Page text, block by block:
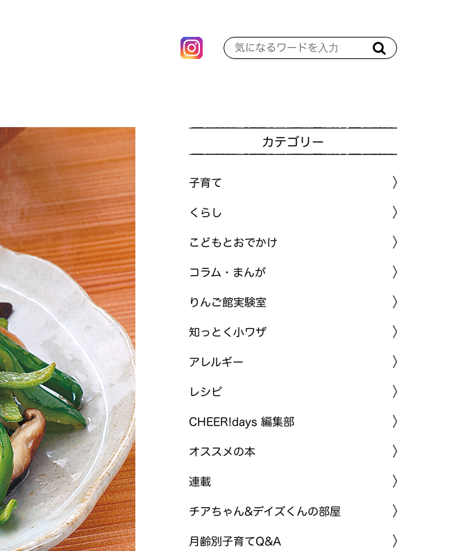
カテゴリー
子育て
くらし
こどもとおでかけ
コラム・まんが
りんご館実験室
知っとく小ワザ
アレルギー
レシピ
CHEER!days 編集部
オススメの本
連載
チアちゃん&デイズくんの部屋
月齢別子育てQ&A